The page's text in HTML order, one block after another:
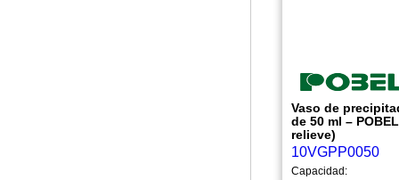
Vaso de
de 50 ml –
relieve)
10VGPP0050
Capacidad: